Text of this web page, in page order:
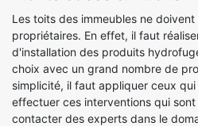
Les toits des immeubles ne
propriétaires. En effet, il faut
d'installation des produits
choix avec un grand nombre de
simplicité, il faut appliquer ceux
effectuer ces interventions qui
contacter des experts dans le